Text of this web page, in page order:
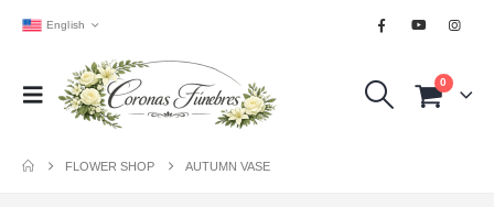
English
0
FLOWER SHOP AUTUMN VASE